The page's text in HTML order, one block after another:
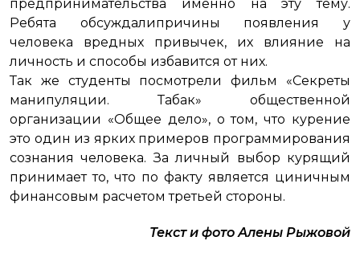
предпринимательства именно на эту тему.
Ребята обсуждалипричины появления у
человека вредных привычек, их влияние на
личность и способы избавится от них.
Так же студенты посмотрели фильм «Секреты
манипуляции. Табак» общественной
организации «Общее дело», о том, что курение
это один из ярких примеров программирования
сознания человека. За личный выбор курящий
принимает то, что по факту является циничным
финансовым расчетом третьей стороны.
Текст и фото Алены Рыжовой